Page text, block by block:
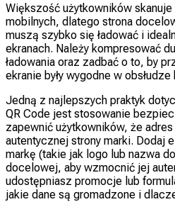
Większość użytkowników
mobilnych, dlatego strona
muszą szybko się ładować i
ekranach. Należy kompresować
ładowania oraz zadbać o to, by
ekranie były wygodne w
Jedną z najlepszych praktyk
QR Code jest stosowanie
zapewnić użytkowników, że
autentycznej strony marki. Dodaj
markę (takie jak logo lub nazwa
docelowej, aby wzmocnić jej
udostępniasz promocje lub
jakie dane są gromadzone i